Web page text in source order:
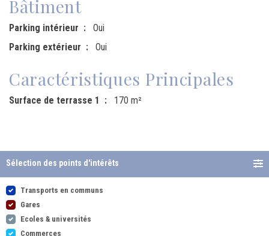
Bâtiment
Parking intérieur
Oui
Parking extérieur
Oui
Caractéristiques Principales
Surface de terrasse 1 170 m²
Sélection des points d'intérêts
Transports en communs
Gares
Ecoles & universités
Commerces